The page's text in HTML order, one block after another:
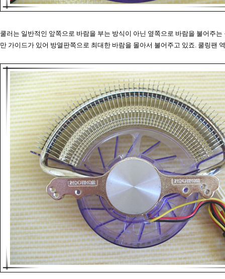
쿨러는 일반적인 앞쪽으로 바람을 부는 방식이 아닌 옆쪽으로 바람을 불어주는
만 가이드가 있어 방열판쪽으로 최대한 바람을 몰아서 불어주고 있죠. 쿨링팬